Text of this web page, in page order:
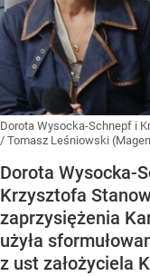
Dorota Wysocka-Schnepf i
/ Tomasz Leśniowski
Dorota Wysocka-
Krzysztofa
zaprzysiężenia
użyła
z ust założyciela